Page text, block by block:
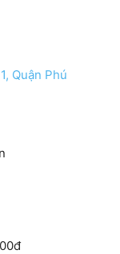
Quận Phú